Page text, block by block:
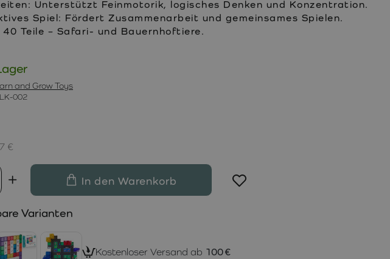
Unterstützt Feinmotorik, logisches Denken und Konzentration.
Spiel: Fördert Zusammenarbeit und gemeinsames Spielen.
40 Teile – Safari- und Bauernhoftiere.
and Grow Toys
002
€
In den Warenkorb
Varianten
Kostenloser Versand ab 100 €